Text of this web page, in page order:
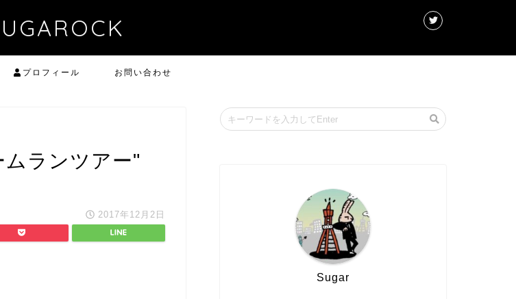
プロフィール お問い合わせ
ランツアー"
2017年12月2日
Sugar